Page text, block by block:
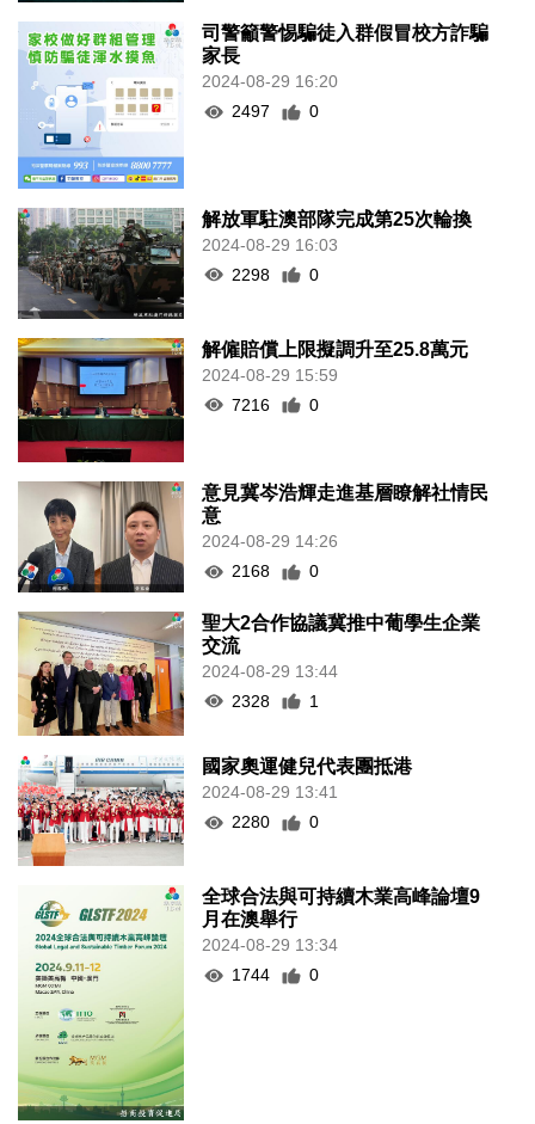
司警籲警惕騙徒入群假冒校方詐騙
家長
2024-08-29 16:20
2497
0
解放軍駐澳部隊完成第25次輪換
2024-08-29 16:03
2298
0
解僱賠償上限擬調升至25.8萬元
2024-08-29 15:59
7216
0
意見冀岑浩輝走進基層瞭解社情民
意
2024-08-29 14:26
2168
0
聖大2合作協議冀推中葡學生企業
交流
2024-08-29 13:44
2328
1
國家奧運健兒代表團抵港
2024-08-29 13:41
2280
0
全球合法與可持續木業高峰論壇9
月在澳舉行
2024-08-29 13:34
1744
0